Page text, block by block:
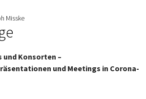
Misske
und Konsorten –
und Meetings in Corona-